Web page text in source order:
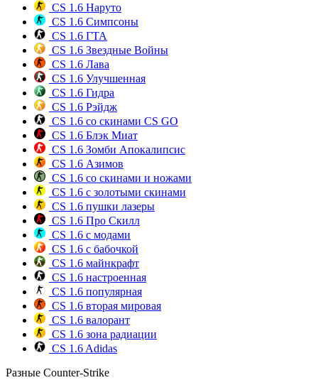
CS 1.6 Наруто
CS 1.6 Симпсоны
CS 1.6 ГТА
CS 1.6 Звездные Войны
CS 1.6 Лава
CS 1.6 Улучшенная
CS 1.6 Гидра
CS 1.6 Рэйдж
CS 1.6 со скинами CS GO
CS 1.6 Блэк Миат
CS 1.6 Зомби Апокалипсис
CS 1.6 Азимов
CS 1.6 со скинами и ножами
CS 1.6 с золотыми скинами
CS 1.6 пушки лазеры
CS 1.6 Про Скилл
CS 1.6 с модами
CS 1.6 с бабочкой
CS 1.6 майнкрафт
CS 1.6 настроенная
CS 1.6 популярная
CS 1.6 вторая мировая
CS 1.6 валорант
CS 1.6 зона радиации
CS 1.6 Adidas
Разные Counter-Strike